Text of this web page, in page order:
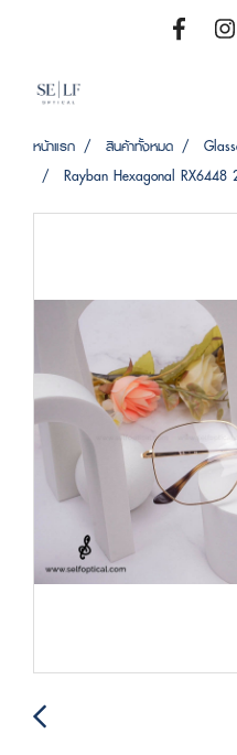
หน้าแรก สินค้าทั้งหมด
Rayban Hexagonal RX6448